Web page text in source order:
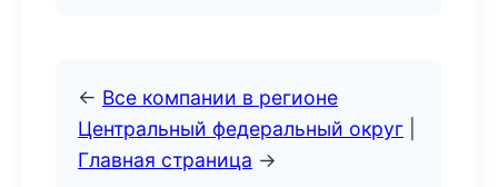
← Все компании в регионе
Центральный федеральный округ
Главная страница →